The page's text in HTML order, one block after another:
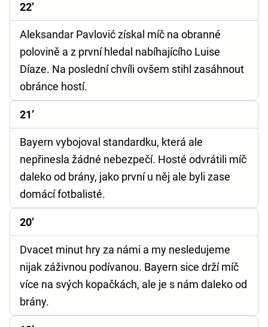
22’
Aleksandar Pavlović získal míč na obranné
polovině a z první hledal nabíhajícího Luise
Díaze. Na poslední chvíli ovšem stihl zasáhnout
obránce hostí.
21’
Bayern vybojoval standardku, která ale
nepřinesla žádné nebezpečí. Hosté odvrátili míč
daleko od brány, jako první u něj ale byli zase
domácí fotbalisté.
20’
Dvacet minut hry za námi a my nesledujeme
nijak záživnou podívanou. Bayern sice drží míč
více na svých kopačkách, ale je s nám daleko od
brány.